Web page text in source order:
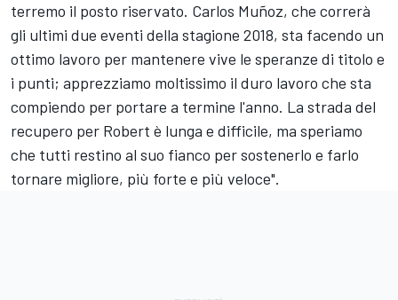
terremo il posto riservato. Carlos Muñoz, che correrà
gli ultimi due eventi della stagione 2018, sta facendo un
ottimo lavoro per mantenere vive le speranze di titolo e
i punti; apprezziamo moltissimo il duro lavoro che sta
compiendo per portare a termine l'anno. La strada del
recupero per Robert è lunga e difficile, ma speriamo
che tutti restino al suo fianco per sostenerlo e farlo
tornare migliore, più forte e più veloce".